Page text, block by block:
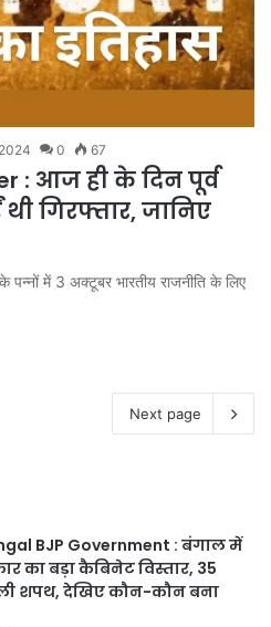
0 67
: आज ही के दिन पूर्व
थी गिरफ्तार, जानिए
में 3 अक्टूबर भारतीय राजनीति के लिए
Next page
BJP Government : बंगाल में
का बड़ा कैबिनेट विस्तार, 35
ली शपथ, देखिए कौन-कौन बना